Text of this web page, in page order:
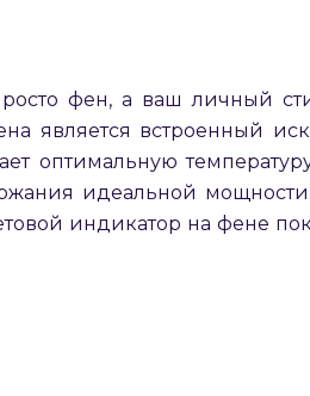
фен, а ваш личный
является встроенный
оптимальную
идеальной
индикатор на фене
25
раз в 2
вопросы?